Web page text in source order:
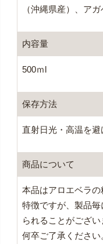
（沖縄県産）、ア
内容量
500ｍl
保存方法
直射日光・高温を避
商品について
本品はアロエベラ
特徴ですが、製品
られることがござい
何卒ご了承ください